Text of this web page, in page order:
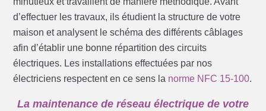
d’effectuer les travaux, ils étudient la structure de votre
maison et analysent le schéma des différents câblages
afin d’établir une bonne répartition des circuits
électriques. Les installations effectuées par nos
électriciens respectent en ce sens la norme NFC 15-100.
La maintenance de réseau électrique de votre